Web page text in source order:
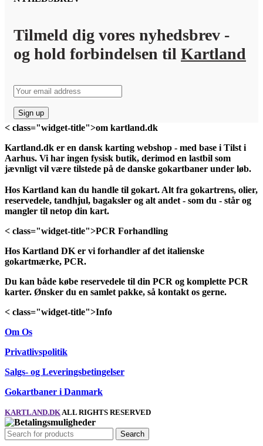
Tilmeld dig vores nyhedsbrev -
og hold forbindelsen til Kartland
< class="widget-title">om kartland.dk
Kartland.dk er en dansk karting webshop - med base i Tilst i
Aarhus. Vi har ingen fysisk butik, derimod en lastbil som
jævnligt vil være tilstede på de danske gokartbaner under løb.
Hos Kartland kan du handle til gokart. Alt fra gokartrens, olier,
reservedele, tandhjul, bagaksler og alt andet - som du - står og
mangler til netop din kart.
< class="widget-title">PCR Forhandling
Hos Kartland DK er vi forhandler af det italienske
gokartmærke, PCR.
Du kan både købe reservedele til din PCR og komplette PCR
karter. Ønsker du en samlet pakke, så kontakt os gerne.
< class="widget-title">Info
Om Os
Privatlivspolitik
Salgs- og Leveringsbetingelser
Gokartbaner i Danmark
KARTLAND.DKALL RIGHTS RESERVED
Search